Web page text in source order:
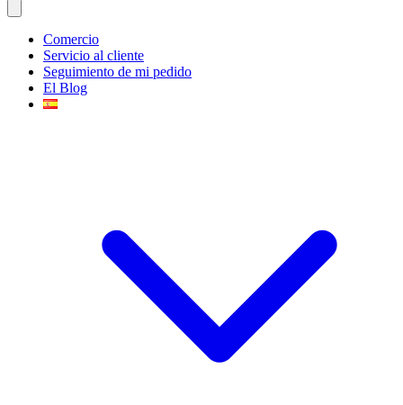
Comercio
Servicio al cliente
Seguimiento de mi pedido
El Blog